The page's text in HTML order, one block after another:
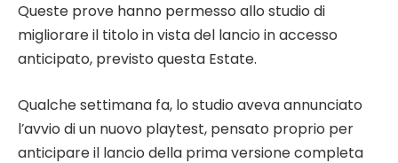
Queste prove hanno permesso allo studio di
migliorare il titolo in vista del lancio in accesso
anticipato, previsto questa Estate.
Qualche settimana fa, lo studio aveva annunciato
l’avvio di un nuovo playtest, pensato proprio per
anticipare il lancio della prima versione completa